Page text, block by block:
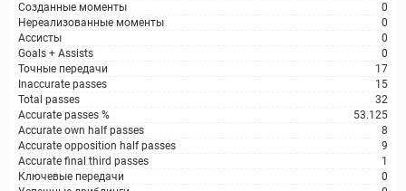
Созданные моменты
0
Нереализованные моменты
0
Ассисты
0
Goals + Assists
0
Точные передачи
17
Inaccurate passes
15
Total passes
32
Accurate passes %
53.125
Accurate own half passes
8
Accurate opposition half passes
9
Accurate final third passes
1
Ключевые передачи
0